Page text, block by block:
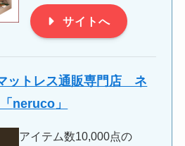
サイトへ
ットレス通販専門店 ネ
neruco 」
アイテム数10,000点の